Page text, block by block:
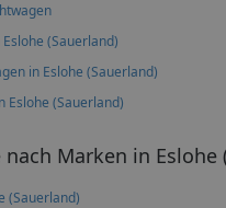
(Sauerland)
in Eslohe (Sauerland)
Eslohe (Sauerland)
Marken in Eslohe
(Sauerland)